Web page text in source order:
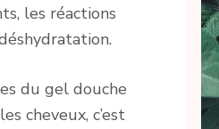
les réactions
du gel douche
cheveux, c’est